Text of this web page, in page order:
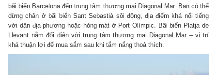
bãi biển Barcelona đến trung tâm thương mại Diagonal Mar. Bạn có thể
dừng chân ở bãi biển Sant Sebastià sôi động, địa điểm khá nổi tiếng
với dân địa phương hoặc hóng mát ở Port Olímpic. Bãi biển Platja de
Llevant nằm đối diện với trung tâm thương mại Diagonal Mar – vị trí
khá thuận lợi để mua sắm sau khi tắm nắng thoả thích.